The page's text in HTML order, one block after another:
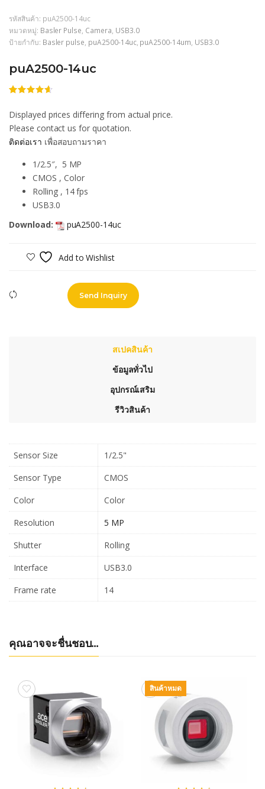
รหัสสินค้า: puA2500-14uc
หมวดหมู่: Basler Pulse, Camera, USB3.0
ป้ายกำกับ: Basler pulse, puA2500-14uc, puA2500-14um, USB3.0
puA2500-14uc
คะแนน
4.55จาก
5 คะแนน
การให้
ของลูกค้า
Displayed prices differing from actual price.
Please contact us for quotation.
ติดต่อเรา เพื่อสอบถามราคา
1/2.5″, 5 MP
CMOS , Color
Rolling , 14 fps
USB3.0
Download:
puA2500-14uc
Add to Wishlist
Send Inquiry
สเปคสินค้า
ข้อมูลทั่วไป
อุปกรณ์เสริม
รีวิวสินค้า
Sensor Size
1/2.5"
Sensor Type
CMOS
Color
Color
Resolution
5 MP
Shutter
Rolling
Interface
USB3.0
Frame rate
14
คุณอาจจะชื่นชอบ…
สินค้าหมด